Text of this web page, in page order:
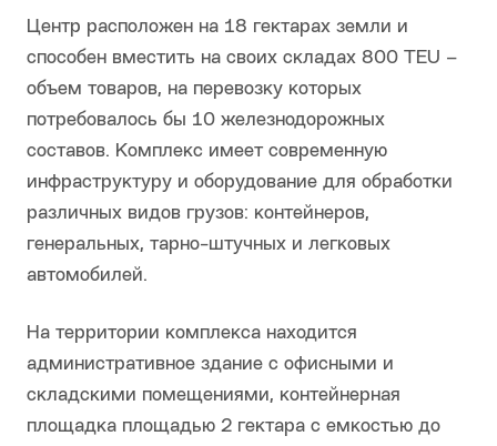
Центр расположен на 18 гектарах земли и
способен вместить на своих складах 800 TEU –
объем товаров, на перевозку которых
потребовалось бы 10 железнодорожных
составов. Комплекс имеет современную
инфраструктуру и оборудование для обработки
различных видов грузов: контейнеров,
генеральных, тарно-штучных и легковых
автомобилей.
На территории комплекса находится
административное здание с офисными и
складскими помещениями, контейнерная
площадка площадью 2 гектара с емкостью до